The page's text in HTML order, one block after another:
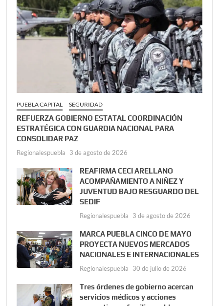
PUEBLA CAPITAL SEGURIDAD
REFUERZA GOBIERNO ESTATAL COORDINACIÓN
ESTRATÉGICA CON GUARDIA NACIONAL PARA
CONSOLIDAR PAZ
Regionalespuebla 3 de agosto de 2026
REAFIRMA CECI ARELLANO
ACOMPAÑAMIENTO A NIÑEZ Y
JUVENTUD BAJO RESGUARDO DEL
SEDIF
Regionalespuebla 3 de agosto de 2026
MARCA PUEBLA CINCO DE MAYO
PROYECTA NUEVOS MERCADOS
NACIONALES E INTERNACIONALES
Regionalespuebla 30 de julio de 2026
Tres órdenes de gobierno acercan
servicios médicos y acciones